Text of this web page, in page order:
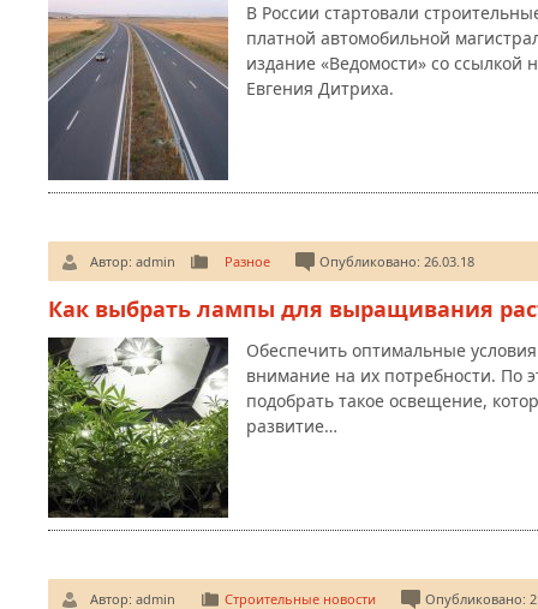
В России стартовали
платной автомобильной
издание «Ведомости» со ссылкой
Евгения Дитриха.
Автор: admin Разное Опубликовано: 26.03.18
Как выбрать лампы для выращивания
Обеспечить оптимальные
внимание на их потребности. По
подобрать такое освещение,
развитие…
Автор: admin Строительные новости Опубликовано: